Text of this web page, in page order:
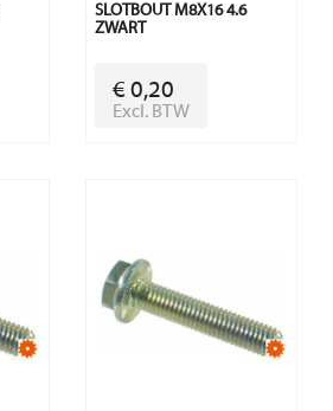
SLOTBOUT M8X16 4.6
ZWART
€ 0,20
Excl. BTW